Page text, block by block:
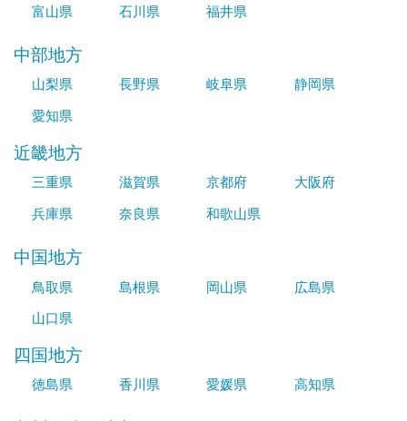
富山県
石川県 福井県
中部地方
山梨県 長野県 岐阜県
静岡県
愛知県
近畿地方
三重県 滋賀県 京都府
大阪府
兵庫県
奈良県 和歌山県
中国地方
鳥取県 島根県 岡山県
広島県
山口県
四国地方
徳島県 香川県 愛媛県 高知県